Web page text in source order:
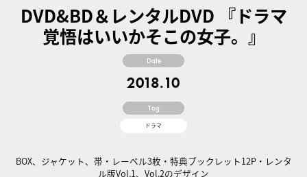
DVD&BD＆レンタルDVD 『ドラマ
覚悟はいいかそこの女子。』
Date
2018.10
Tag
ドラマ
BOX、ジャケット、帯・レーベル3枚・特典ブックレット12P・レンタ
ル版Vol.1、Vol.2のデザイン